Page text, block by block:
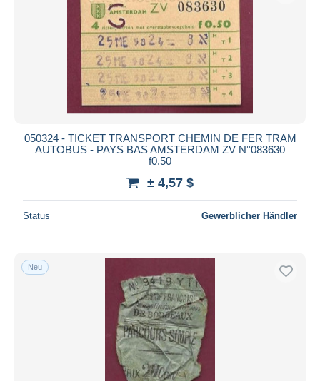
050324 - TICKET TRANSPORT CHEMIN DE FER TRAM
AUTOBUS - PAYS BAS AMSTERDAM ZV N°083630
f0.50
± 4,57 $
Status Gewerblicher Händler
Neu